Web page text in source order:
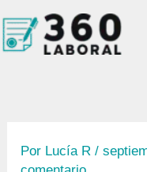
al
Por Lucía R/
u
r